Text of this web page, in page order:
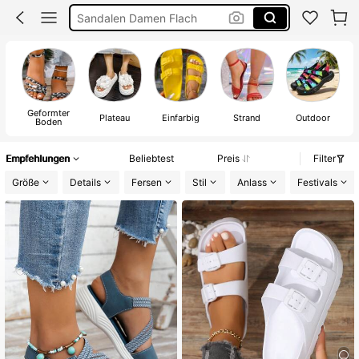
Sommer Schuhe
Sandalen Damen
Geformter
Boden Plateau Einfarbig Strand Outdoor
Empfehlungen Beliebtest Preis
Filter
Größe
Details Fersen Stil Anlass Festivals